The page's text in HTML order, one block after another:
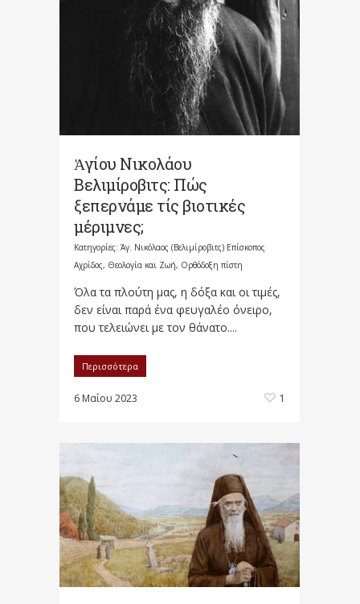
Ἁγίου Νικολάου
Βελιμίροβιτς: Πώς
ξεπερνάμε τίς βιοτικές
μέριμνες;
Κατηγορίες: Άγ. Νικόλαος (Βελιμίροβιτς) Επίσκοπος
Αχρίδος, Θεολογία και Ζωή, Ορθόδοξη πίστη
Όλα τα πλούτη μας, η δόξα και οι τιμές,
δεν είναι παρά ένα φευγαλέο όνειρο,
που τελειώνει με τον θάνατο....
Περισσότερα
6 Μαΐου 2023 1